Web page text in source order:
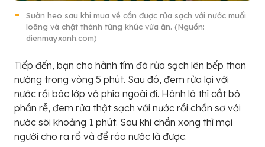
Sườn heo sau khi mua về cần được rửa sạch với nước muối
loãng và chặt thành từng khúc vừa ăn. (Nguồn:
dienmayxanh.com)
Tiếp đến, bạn cho hành tím đã rửa sạch lên bếp than
nướng trong vòng 5 phút. Sau đó, đem rửa lại với
nước rồi bóc lớp vỏ phía ngoài đi. Hành lá thì cắt bỏ
phần rễ, đem rửa thật sạch với nước rồi chần sơ với
nước sôi khoảng 1 phút. Sau khi chần xong thì mọi
người cho ra rổ và để ráo nước là được.